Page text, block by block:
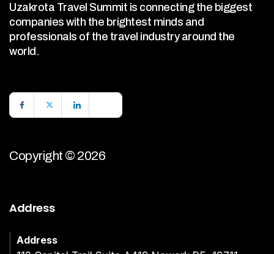
Uzakrota Travel Summit is connecting the biggest
companies with the brightest minds and
professionals of the travel industry around the
world.
Copyright © 2026
Address
Address